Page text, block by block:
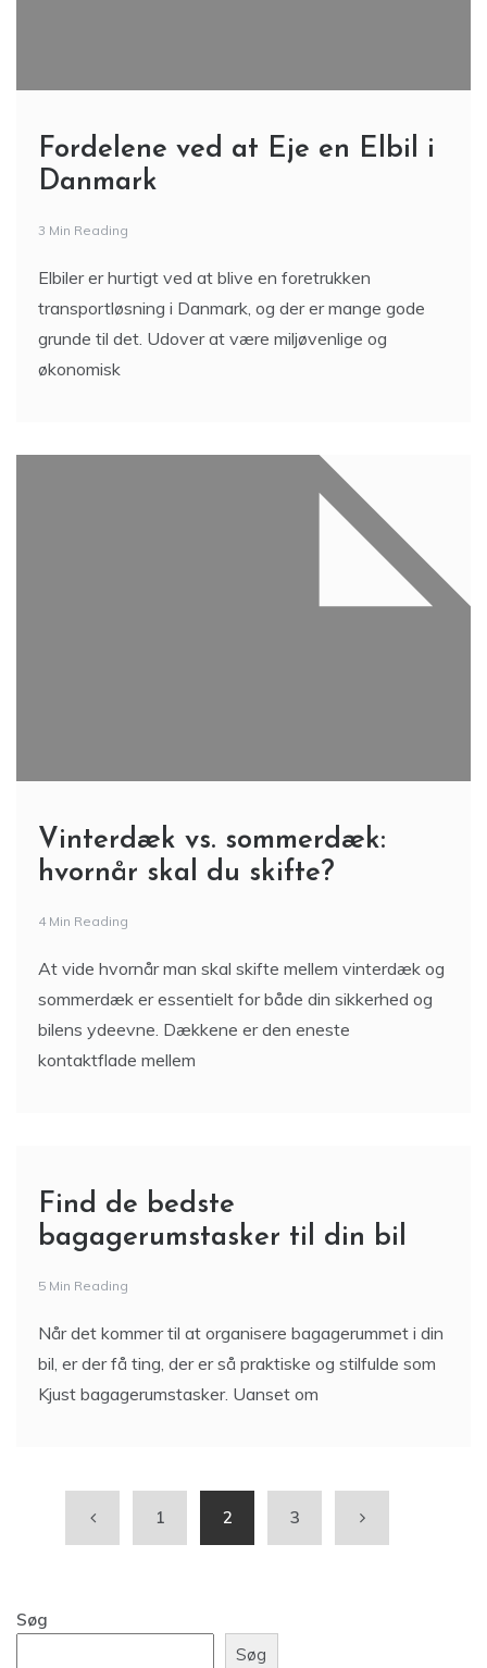
Fordelene ved at Eje en Elbil i
Danmark
3 Min Reading
Elbiler er hurtigt ved at blive en foretrukken
transportløsning i Danmark, og der er mange gode
grunde til det. Udover at være miljøvenlige og
økonomisk
Vinterdæk vs. sommerdæk:
hvornår skal du skifte?
4 Min Reading
At vide hvornår man skal skifte mellem vinterdæk og
sommerdæk er essentielt for både din sikkerhed og
bilens ydeevne. Dækkene er den eneste
kontaktflade mellem
Find de bedste
bagagerumstasker til din bil
5 Min Reading
Når det kommer til at organisere bagagerummet i din
bil, er der få ting, der er så praktiske og stilfulde som
Kjust bagagerumstasker. Uanset om
1 2 3
Søg
Søg